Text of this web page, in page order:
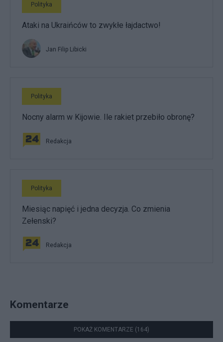
Polityka
Ataki na Ukraińców to zwykłe łajdactwo!
Jan Filip Libicki
Polityka
Nocny alarm w Kijowie. Ile rakiet przebiło obronę?
Redakcja
Polityka
Miesiąc napięć i jedna decyzja. Co zmienia
Zełenski?
Redakcja
Komentarze
POKAŻ KOMENTARZE (164)